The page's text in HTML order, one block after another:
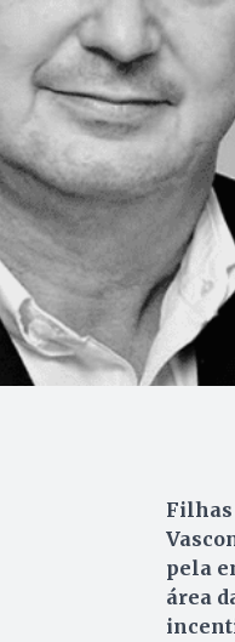
Filhas
pela
área